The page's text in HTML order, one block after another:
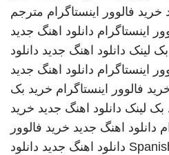
خرید فالوور اینستاگرام مترجم
اینستاگرام دانلود اهنگ جدید
لینک دانلود اهنگ جدید دانلود
اینستاگرام دانلود اهنگ جدید
فالوور اینستاگرام خرید بک
بک لینک دانلود اهنگ جدید خرید
دانلود اهنگ جدید خرید فالوور
دانلود اهنگ جدید دانلود